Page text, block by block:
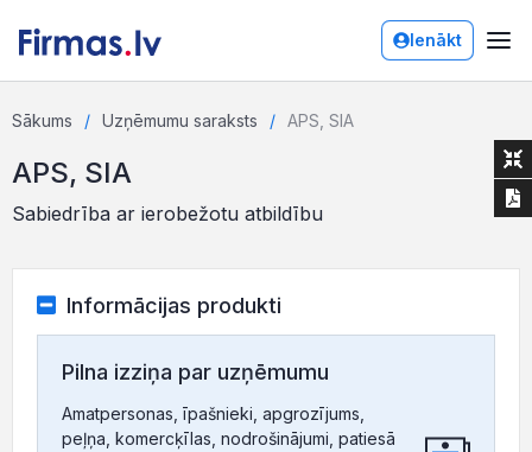
Ienākt
Sākums Uzņēmumu saraksts APS, SIA
APS, SIA
Sabiedrība ar ierobežotu atbildību
Informācijas produkti
Pilna izziņa par uzņēmumu
Amatpersonas, īpašnieki, apgrozījums,
peļņa, komercķīlas, nodrošinājumi, patiesā